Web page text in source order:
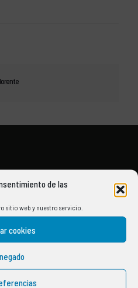
de las
sitio web y nuestro servicio.
cookies